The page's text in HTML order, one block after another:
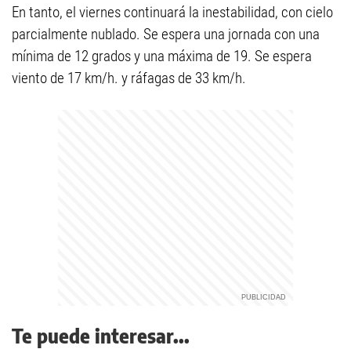
En tanto, el viernes continuará la inestabilidad, con cielo
parcialmente nublado. Se espera una jornada con una
mínima de 12 grados y una máxima de 19. Se espera
viento de 17 km/h. y ráfagas de 33 km/h.
Te puede interesar...